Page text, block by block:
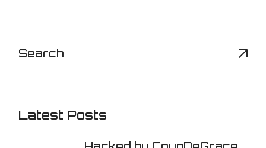
Latest Posts